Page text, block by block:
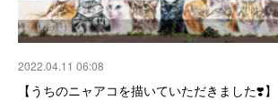
2022.04.11 06:08
【うちのニャアコを描いていただきました❣️】